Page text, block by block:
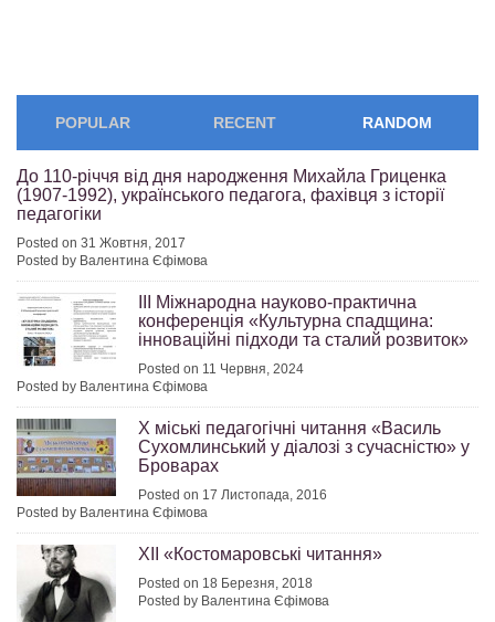
POPULAR RECENT RANDOM
До 110-річчя від дня народження Михайла Гриценка
(1907-1992), українського педагога, фахівця з історії
педагогіки
Posted on 31 Жовтня, 2017
Posted by Валентина Єфімова
ІІІ Міжнародна науково-практична
конференція «Культурна спадщина:
інноваційні підходи та сталий розвиток»
Posted on 11 Червня, 2024
Posted by Валентина Єфімова
Х міські педагогічні читання «Василь
Сухомлинський у діалозі з сучасністю» у
Броварах
Posted on 17 Листопада, 2016
Posted by Валентина Єфімова
XII «Костомаровські читання»
Posted on 18 Березня, 2018
Posted by Валентина Єфімова